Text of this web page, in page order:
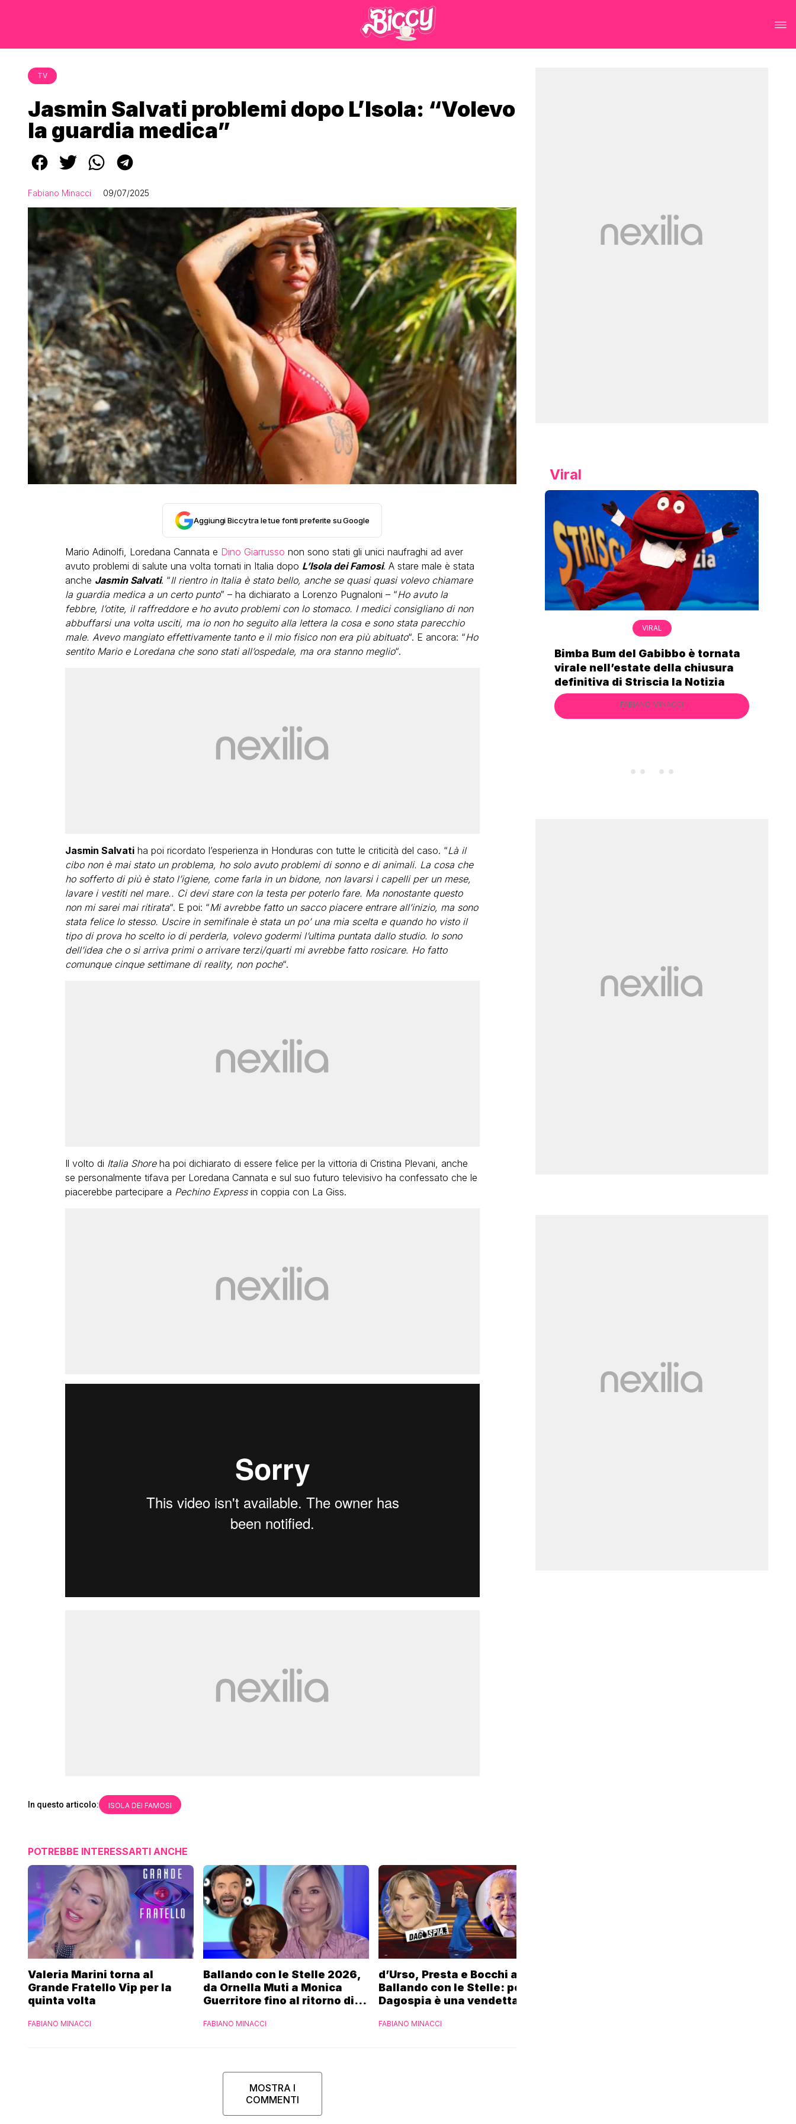
TV
Jasmin Salvati problemi dopo L’Isola: “Volevo
la guardia medica”
Fabiano Minacci 09/07/2025
Aggiungi Biccy tra le tue fonti preferite su Google
Mario Adinolfi, Loredana Cannata e Dino Giarrusso non sono stati gli unici naufraghi ad aver
avuto problemi di salute una volta tornati in Italia dopo L’Isola dei Famosi. A stare male è stata
anche Jasmin Salvati. “Il rientro in Italia è stato bello, anche se quasi quasi volevo chiamare
la guardia medica a un certo punto” – ha dichiarato a Lorenzo Pugnaloni – “Ho avuto la
febbre, l’otite, il raffreddore e ho avuto problemi con lo stomaco. I medici consigliano di non
abbuffarsi una volta usciti, ma io non ho seguito alla lettera la cosa e sono stata parecchio
male. Avevo mangiato effettivamente tanto e il mio fisico non era più abituato“. E ancora: “Ho
sentito Mario e Loredana che sono stati all’ospedale, ma ora stanno meglio“.
Jasmin Salvatiha poi ricordato l’esperienza in Honduras con tutte le criticità del caso. “Là il
cibo non è mai stato un problema, ho solo avuto problemi di sonno e di animali. La cosa che
ho sofferto di più è stato l’igiene, come farla in un bidone, non lavarsi i capelli per un mese,
lavare i vestiti nel mare.. Ci devi stare con la testa per poterlo fare. Ma nonostante questo
non mi sarei mai ritirata“. E poi: “Mi avrebbe fatto un sacco piacere entrare all’inizio, ma sono
stata felice lo stesso. Uscire in semifinale è stata un po’ una mia scelta e quando ho visto il
tipo di prova ho scelto io di perderla, volevo godermi l’ultima puntata dallo studio. Io sono
dell’idea che o si arriva primi o arrivare terzi/quarti mi avrebbe fatto rosicare. Ho fatto
comunque cinque settimane di reality, non poche“.
Il volto di Italia Shoreha poi dichiarato di essere felice per la vittoria di Cristina Plevani, anche
se personalmente tifava per Loredana Cannata e sul suo futuro televisivo ha confessato che le
piacerebbe partecipare a Pechino Expressin coppia con La Giss.
In questo articolo: ISOLA DEI FAMOSI
POTREBBE INTERESSARTI ANCHE
Valeria Marini torna al
Grande Fratello Vip per la
quinta volta
FABIANO MINACCI
Ballando con le Stelle 2026,
da Ornella Muti a Monica
Guerritore fino al ritorno di
l’esclusiva di Gabriele
FABIANO MINACCI
d’Urso, Presta e Bocchi a
Ballando con le Stelle: per
Dagospia è una vendetta Rai
FABIANO MINACCI
MOSTRA I
COMMENTI
Viral
LGBT
Bambola Star, la festa di
VIRAL
Camilla Milanesi lascia tutto:
VIRAL
Bimba Bum del Gabibbo è tornata
virale nell’estate della chiusura
definitiva di Striscia la Notizia
FABIANO MINACCI